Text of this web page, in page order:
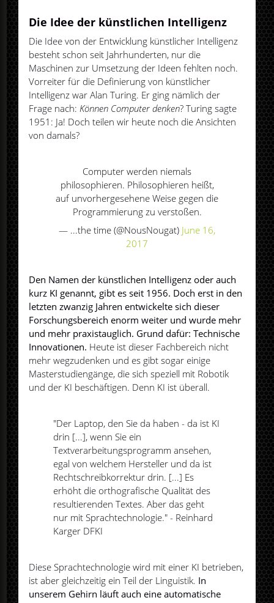
Die Idee der künstlichen Intelligenz
Die Idee von der Entwicklung künstlicher Intelligenz
besteht schon seit Jahrhunderten, nur die
Maschinen zur Umsetzung der Ideen fehlten noch.
Vorreiter für die Definierung von künstlicher
Intelligenz war Alan Turing. Er ging nämlich der
Frage nach:Können Computer denken? Turing sagte
1951: Ja! Doch teilen wir heute noch die Ansichten
von damals?
Computer werden niemals
philosophieren. Philosophieren heißt,
auf unvorhergesehene Weise gegen die
Programmierung zu verstoßen.
— ...the time (@NousNougat) June 16,
2017
Den Namen der künstlichen Intelligenz oder auch
kurz KI genannt, gibt es seit 1956. Doch erst in den
letzten zwanzig Jahren entwickelte sich dieser
Forschungsbereich enorm weiter und wurde mehr
und mehr praxistauglich. Grund dafür: Technische
Innovationen. Heute ist dieser Fachbereich nicht
mehr wegzudenken und es gibt sogar einige
Masterstudiengänge, die sich speziell mit Robotik
und der KI beschäftigen. Denn KI ist überall.
"Der Laptop, den Sie da haben - da ist KI
drin [...], wenn Sie ein
Textverarbeitungsprogramm ansehen,
egal von welchem Hersteller und da ist
Rechtschreibkorrektur drin. [...] Es
erhöht die orthografische Qualität des
resultierenden Textes. Aber das geht
nur mit Sprachtechnologie." - Reinhard
Karger DFKI
Diese Sprachtechnologie wird mit einer KI betrieben,
ist aber gleichzeitig ein Teil der Linguistik. In
unserem Gehirn läuft auch eine automatische